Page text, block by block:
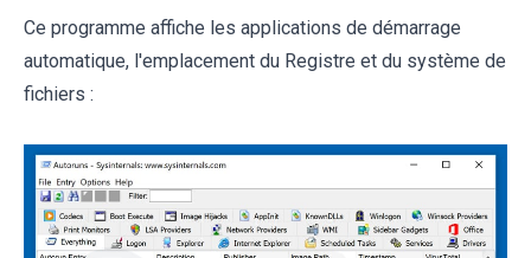
Ce programme affiche les applications de démarrage
automatique, l'emplacement du Registre et du système de
fichiers :